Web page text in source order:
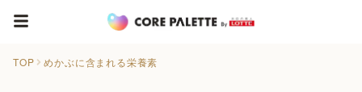
TOP めかぶに含まれる栄養素